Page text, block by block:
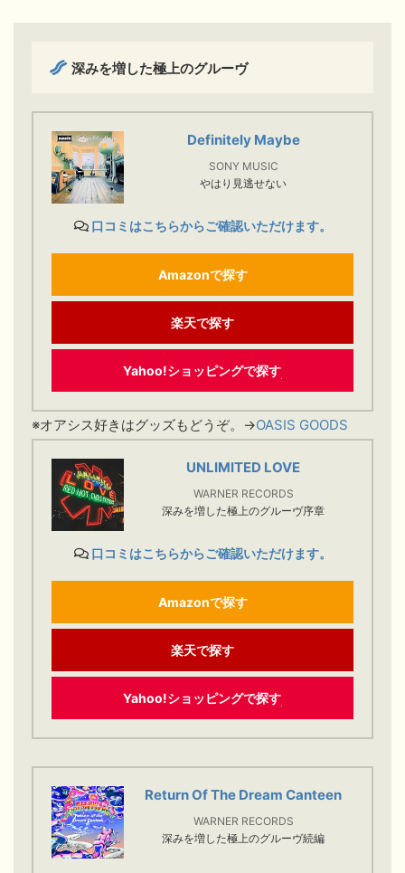
深みを増した極上のグルーヴ
Definitely Maybe
SONY MUSIC
やはり見逃せない
口コミはこちらからご確認いただけます。
Amazonで探す
楽天で探す
Yahoo!ショッピングで探す
※オアシス好きはグッズもどうぞ。→OASIS GOODS
UNLIMITED LOVE
WARNER RECORDS
深みを増した極上のグルーヴ序章
口コミはこちらからご確認いただけます。
Amazonで探す
楽天で探す
Yahoo!ショッピングで探す
Return Of The Dream Canteen
WARNER RECORDS
深みを増した極上のグルーヴ続編